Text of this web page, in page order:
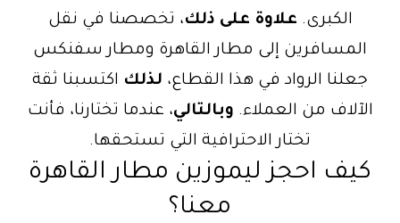
الكبرى. علاوة على ذلك، تخصصنا في نقل
المسافرين إلى مطار القاهرة ومطار سفنكس
جعلنا الرواد في هذا القطاع، لذلك اكتسبنا ثقة
الآلاف من العملاء. وبالتالي، عندما تختارنا، فأنت
تختار الاحترافية التي تستحقها.
كيف احجز ليموزين مطار القاهرة
معنا؟